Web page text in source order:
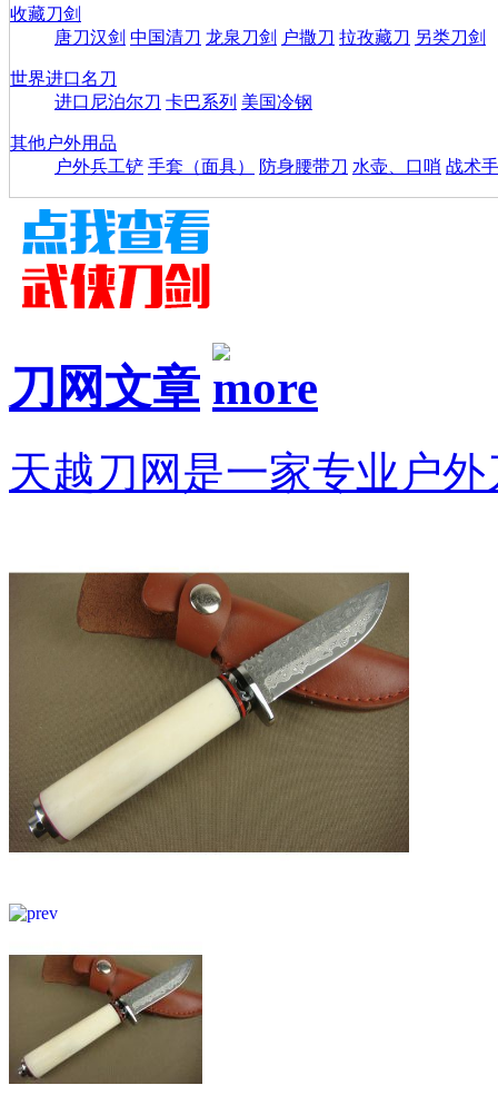
收藏刀剑
唐刀汉剑 中国清刀 龙泉刀剑 户撒刀 拉孜藏刀 另类刀剑
世界进口名刀
进口尼泊尔刀 卡巴系列 美国冷钢
其他户外用品
户外兵工铲 手套（面具） 防身腰带刀 水壶、口哨 战术
刀网文章
天越刀网是一家专业户